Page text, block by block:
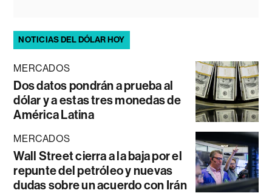
NOTICIAS DEL DÓLAR HOY
MERCADOS
Dos datos pondrán a prueba al
dólar y a estas tres monedas de
América Latina
MERCADOS
Wall Street cierra a la baja por el
repunte del petróleo y nuevas
dudas sobre un acuerdo con Irán